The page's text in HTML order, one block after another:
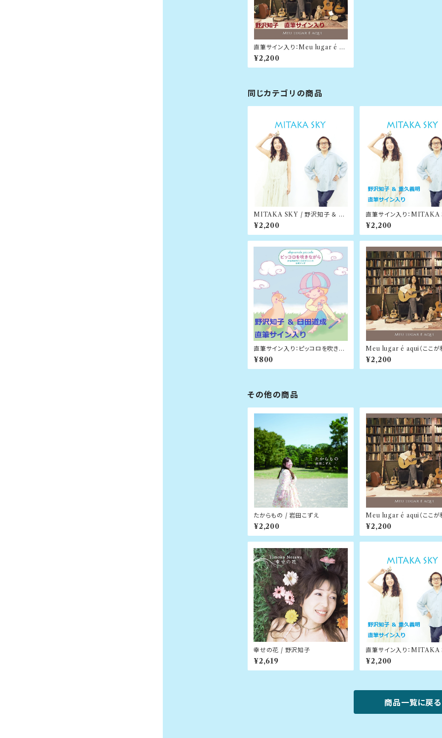
直筆サイン入り：Meu lugar é aq
ui（ここが私の場所）/ 野沢知子
¥2,200
同じカテゴリの商品
MITAKA SKY / 野沢知子 ＆ 重
久義明
¥2,200
直筆サイン入り：
野沢知子 ＆ 重久義明
¥2,200
直筆サイン入り：ピッコロを吹きな
がら かものみやピッコロクリニッ
ク公式ソング / 野沢知子 ＆ 臼田
道成
¥800
Meu lugar é aqui（ここが
所）/ 野沢知子
¥2,200
その他の商品
たからもの / 岩田こずえ
¥2,200
Meu lugar é aqui（ここが
所）/ 野沢知子
¥2,200
幸せの花 / 野沢知子
¥2,619
直筆サイン入り：
野沢知子 ＆ 重久義明
¥2,200
商品一覧に戻る